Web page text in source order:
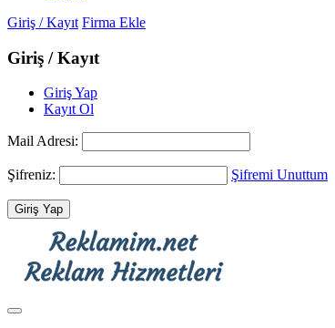
Giriş / Kayıt Firma Ekle
Giriş / Kayıt
Giriş Yap
Kayıt Ol
Mail Adresi:
Şifreniz: Şifremi Unuttum